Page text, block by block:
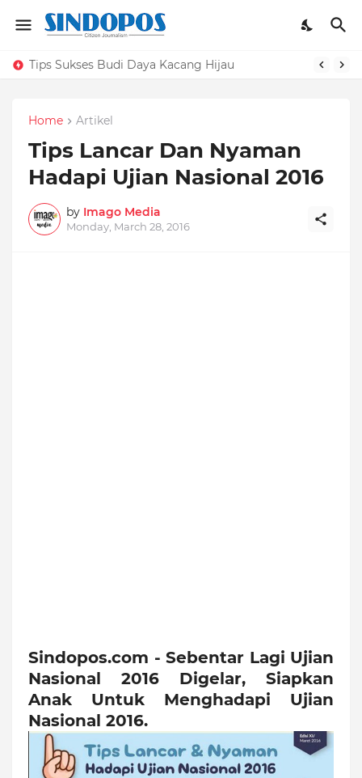
Tips Sukses Budi Daya Kacang Hijau
Home Artikel
Tips Lancar Dan Nyaman
Hadapi Ujian Nasional 2016
by Imago Media
Monday, March 28, 2016
Sindopos.com - Sebentar Lagi Ujian
Nasional 2016 Digelar, Siapkan
Anak Untuk Menghadapi Ujian
Nasional 2016.